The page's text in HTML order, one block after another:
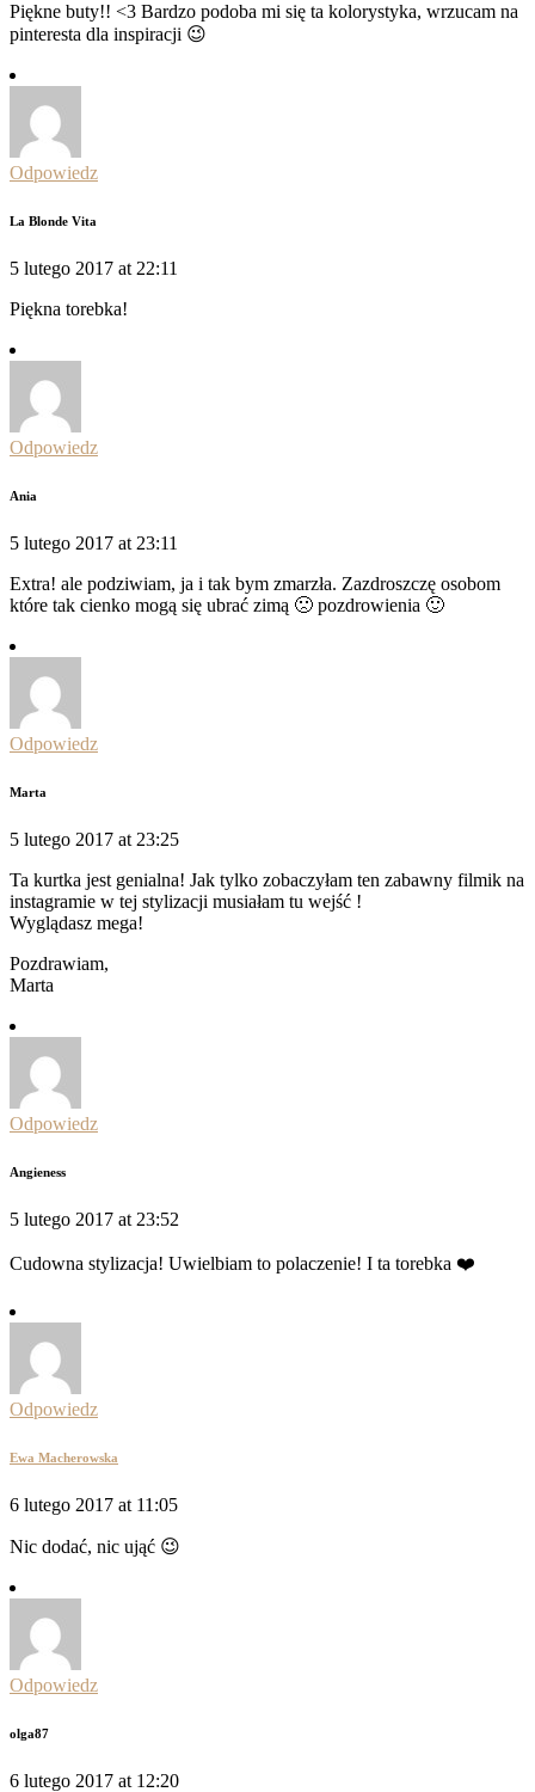
Piękne buty!! <3 Bardzo podoba mi się ta kolorystyka, wrzucam na
pinteresta dla inspiracji 😉
Odpowiedz
La Blonde Vita
5 lutego 2017 at 22:11
Piękna torebka!
Odpowiedz
Ania
5 lutego 2017 at 23:11
Extra! ale podziwiam, ja i tak bym zmarzła. Zazdroszczę osobom
które tak cienko mogą się ubrać zimą 🙁 pozdrowienia 🙂
Odpowiedz
Marta
5 lutego 2017 at 23:25
Ta kurtka jest genialna! Jak tylko zobaczyłam ten zabawny filmik na
instagramie w tej stylizacji musiałam tu wejść !
Wyglądasz mega!
Pozdrawiam,
Marta
Odpowiedz
Angieness
5 lutego 2017 at 23:52
Cudowna stylizacja! Uwielbiam to polaczenie! I ta torebka ❤️
Odpowiedz
Ewa Macherowska
6 lutego 2017 at 11:05
Nic dodać, nic ująć 😉
Odpowiedz
olga87
6 lutego 2017 at 12:20